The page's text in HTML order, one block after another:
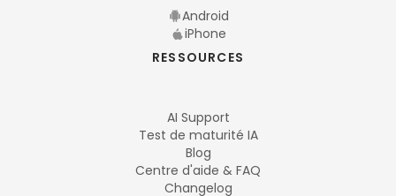
Android
iPhone
RESSOURCES
AI Support
Test de maturité IA
Blog
Centre d'aide & FAQ
Changelog